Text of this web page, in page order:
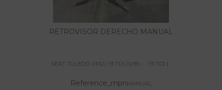
RETROVISOR DERECHO MANUAL
SEAT TOLEDO (1M2) 1.9 TDI | 0.99 - ... 1.9 TDI |...
Reference_mpnMANUAL